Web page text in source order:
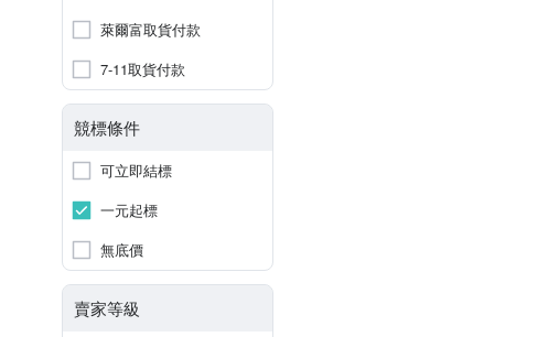
萊爾富取貨付款
7-11取貨付款
競標條件
可立即結標
一元起標
無底價
賣家等級